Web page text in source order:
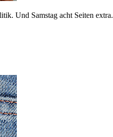
Und Samstag acht Seiten extra.